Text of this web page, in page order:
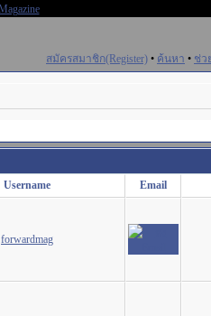
สมัครสมาชิก(Register) • ค้นหา • ช่ว
Username Email
forwardmag